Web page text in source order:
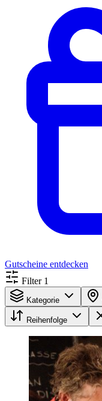
Gutscheine entdecken
Filter 1
Kategorie
Reihenfolge